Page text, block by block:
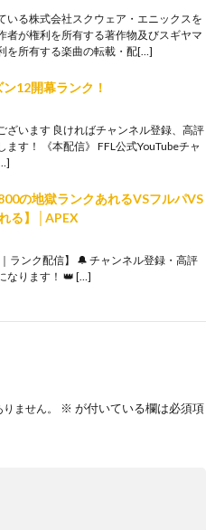
いる株式会社スクウェア・エニックスを
者が権利を所有する著作物及びスギヤマ
を所有する楽曲の転載・配[…]
ン12開幕ランク！
ざいます 良ければチャンネル登録、高評
ます！ 《本配信》 FFL公式YouTubeチャ
の地獄ランクあれるVSフルパVS
る】│APEX
ランク配信】 🔔 チャンネル登録・高評
なります！ 👑 […]
ません。 ※ が付いている欄は必須項